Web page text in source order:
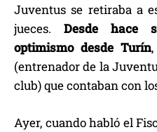
Juventus se retiraba a
jueces. Desde hace
optimismo desde Turín
(entrenador de la
club) que contaban con
Ayer, cuando habló el